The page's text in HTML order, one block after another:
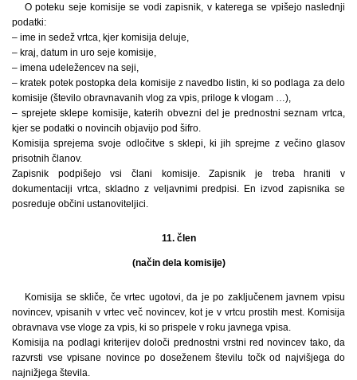
O poteku seje komisije se vodi zapisnik, v katerega se vpišejo naslednji
podatki:
– ime in sedež vrtca, kjer komisija deluje,
– kraj, datum in uro seje komisije,
– imena udeležencev na seji,
– kratek potek postopka dela komisije z navedbo listin, ki so podlaga za delo
komisije (število obravnavanih vlog za vpis, priloge k vlogam …),
– sprejete sklepe komisije, katerih obvezni del je prednostni seznam vrtca,
kjer se podatki o novincih objavijo pod šifro.
Komisija sprejema svoje odločitve s sklepi, ki jih sprejme z večino glasov
prisotnih članov.
Zapisnik podpišejo vsi člani komisije. Zapisnik je treba hraniti v
dokumentaciji vrtca, skladno z veljavnimi predpisi. En izvod zapisnika se
posreduje občini ustanoviteljici.
11. člen
(način dela komisije)
Komisija se skliče, če vrtec ugotovi, da je po zaključenem javnem vpisu
novincev, vpisanih v vrtec več novincev, kot je v vrtcu prostih mest. Komisija
obravnava vse vloge za vpis, ki so prispele v roku javnega vpisa.
Komisija na podlagi kriterijev določi prednostni vrstni red novincev tako, da
razvrsti vse vpisane novince po doseženem številu točk od najvišjega do
najnižjega števila.